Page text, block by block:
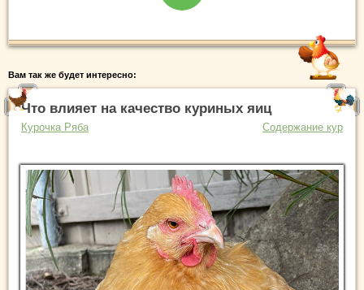
Вам так же будет интересно:
Что влияет на качество куриных яиц
Курочка Ряба Содержание кур